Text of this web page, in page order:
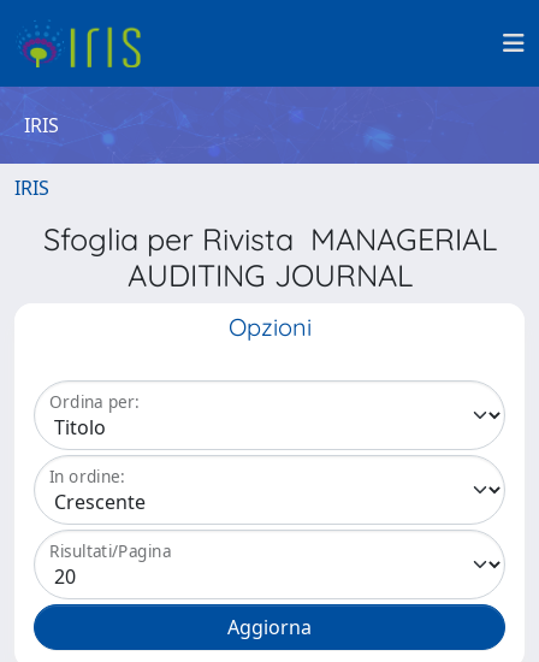
IRIS
IRIS
Sfoglia per Rivista MANAGERIAL
AUDITING JOURNAL
Opzioni
Ordina per:
In ordine:
Risultati/Pagina